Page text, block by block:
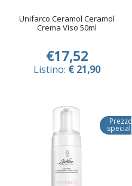
Unifarco Ceramol Ceramol
Crema Viso 50ml
€17,52
Listino: € 21,90
Prezzo
speciale